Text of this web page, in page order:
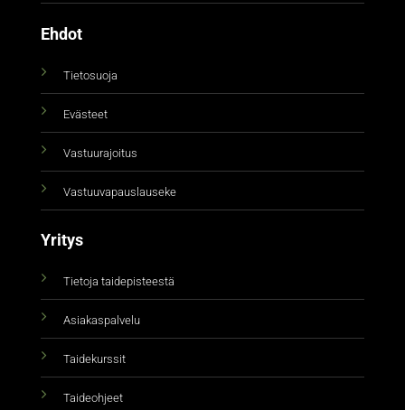
Ehdot
Tietosuoja
Evästeet
Vastuurajoitus
Vastuuvapauslauseke
Yritys
Tietoja taidepisteestä
Asiakaspalvelu
Taidekurssit
Taideohjeet